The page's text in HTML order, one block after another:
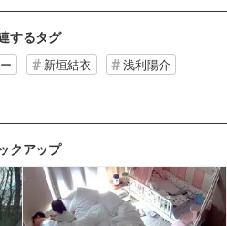
するタグ
新垣結衣
浅利陽介
クアップ
む